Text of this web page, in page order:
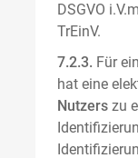
DSGVO
TrEinV.
7.2.3. Für
hat eine
Nutzers zu